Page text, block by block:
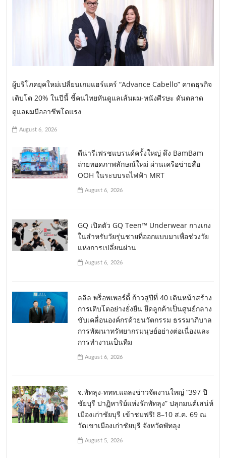
ผู้บริโภคยุคใหม่เปลี่ยนเกมแฮร์แคร์ “Advance Cabello” คาดธุรกิจ
เติบโต 20% ในปีนี้ ชี้คนไทยหันดูแลเส้นผม-หนังศีรษะ ดันตลาด
ดูแลผมมืออาชีพโตแรง
August 6, 2026
ดีน่ารีเฟรชแบรนด์ครั้งใหญ่ ดึง BamBam
ถ่ายทอดภาพลักษณ์ใหม่ ผ่านเครือข่ายสื่อ
OOH ในระบบรถไฟฟ้า MRT
August 6, 2026
GQ เปิดตัว GQ Teen™ Underwear กางเกง
ในสำหรับวัยรุ่นชายที่ออกแบบมาเพื่อช่วงวัย
แห่งการเปลี่ยนผ่าน
August 6, 2026
ลลิล พร็อพเพอร์ตี้ ก้าวสู่ปีที่ 40 เดินหน้าสร้าง
การเติบโตอย่างยั่งยืน ยึดลูกค้าเป็นศูนย์กลาง
ขับเคลื่อนองค์กรด้วยนวัตกรรม ธรรมาภิบาล
การพัฒนาทรัพยากรมนุษย์อย่างต่อเนื่องและ
การทำงานเป็นทีม
August 6, 2026
จ.พัทลุง-ททท.แถลงข่าวจัดงานใหญ่ “397 ปี
ชัยบุรี ปาฏิหาริย์แห่งรักพัทลุง” ปลุกมนต์เสน่ห์
เมืองเก่าชัยบุรี เข้าชมฟรี! 8–10 ส.ค. 69 ณ
วัดเขาเมืองเก่าชัยบุรี จังหวัดพัทลุง
August 5, 2026